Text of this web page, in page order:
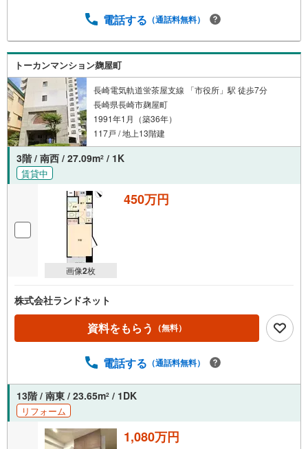
電話する （通話料無料）
トーカンマンション麹屋町
長崎電気軌道蛍茶屋支線 「市役所」駅 徒歩7分
長崎県長崎市麹屋町
1991年1月（築36年）
117戸 / 地上13階建
3階 / 南西 / 27.09m2 / 1K
賃貸中
画像2枚
450万円
株式会社ランドネット
資料をもらう （無料）
電話する （通話料無料）
13階 / 南東 / 23.65m2 / 1DK
リフォーム
1,080万円